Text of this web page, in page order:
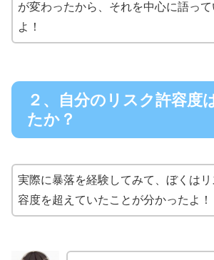
が変わったから、それを中心に語って
よ！
２、自分のリスク許容度
たか？
実際に暴落を経験してみて、ぼくは
容度を超えていたことが分かったよ！